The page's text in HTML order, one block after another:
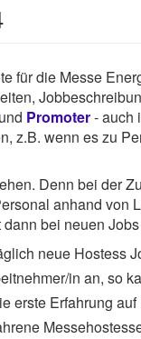
für die Messe
und Promoter- auch
z.B. wenn es zu
Denn bei der
anhand von
bei neuen
neue Hostess
in an, so
erste Erfahrung